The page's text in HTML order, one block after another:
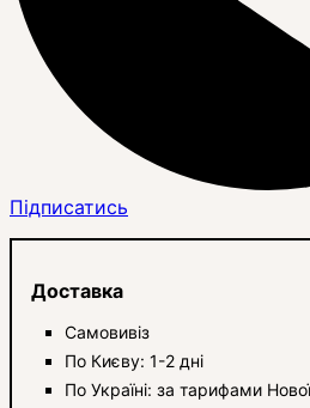
Підписатись
Доставка
Самовивіз
По Києву: 1-2 дні
По Україні: за тарифами